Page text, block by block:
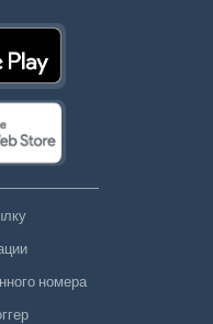
номера